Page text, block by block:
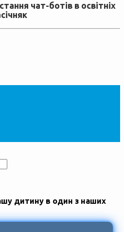
чат-ботів в освітніх
дитину в один з наших